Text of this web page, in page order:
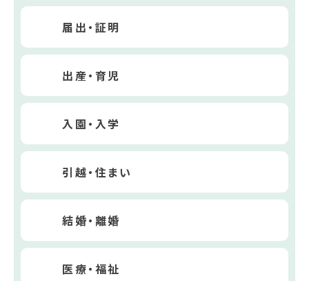
届出・証明
出産・育児
入園・入学
引越・住まい
結婚・離婚
医療・福祉